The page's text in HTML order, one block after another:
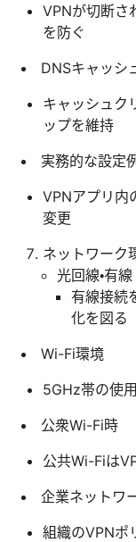
VPNが切断さ
を防ぐ
DNSキャッシ
キャッシュク
ップを維持
実務的な設定
VPNアプリ内
変更
ネットワーク
光回線・有線
有線接続
化を図る
Wi-Fi環境
5GHz帯の使
公衆Wi-Fi時
公共Wi-Fiは
企業ネットワ
組織のVPNポ